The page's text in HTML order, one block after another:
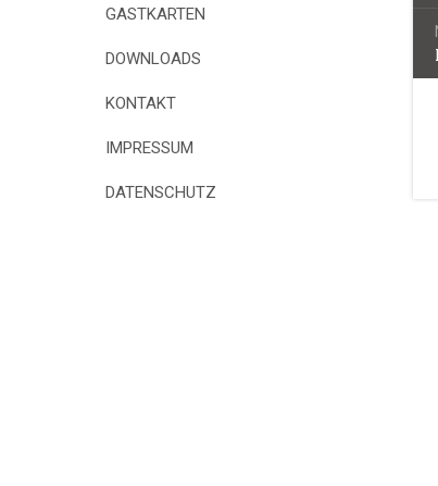
GASTKARTEN
DOWNLOADS
KONTAKT
IMPRESSUM
DATENSCHUTZ